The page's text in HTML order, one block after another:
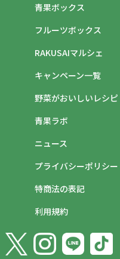
青果ボックス
フルーツボックス
RAKUSAIマルシェ
キャンペーン一覧
野菜がおいしいレシピ
青果ラボ
ニュース
プライバシーポリシー
特商法の表記
利用規約